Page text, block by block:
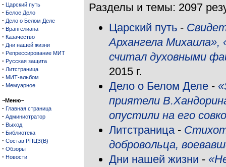
· Царский путь
· Белое Дело
· Дело о Белом Деле
· Врангелиана
· Казачество
· Дни нашей жизни
· Репрессирование МИТ
· Русская защита
· Литстраница
· МИТ-альбом
· Мемуарное
~Меню~
· Главная страница
· Администратор
· Выход
· Библиотека
· Состав РПЦЗ(В)
· Обзоры
· Новости
Разделы и темы: 2097
Царский путь -
Архангела Михаила»,
считал духовными
2015 г.
Дело о Белом Деле -
приятели
опустили на его
Литстраница-
добровольца,
Дни нашей жизни -